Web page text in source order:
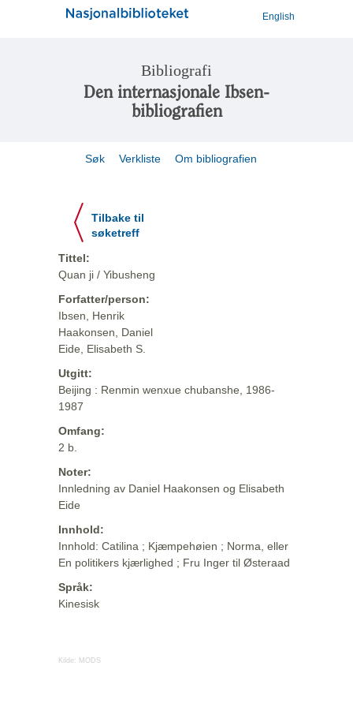
English
Bibliografi
Den internasjonale Ibsen-
bibliografien
Søk Verkliste Om bibliografien
Tilbake til
søketreff
Tittel:
Quan ji / Yibusheng
Forfatter/person:
Ibsen, Henrik
Haakonsen, Daniel
Eide, Elisabeth S.
Utgitt:
Beijing : Renmin wenxue chubanshe, 1986-
1987
Omfang:
2 b.
Noter:
Innledning av Daniel Haakonsen og Elisabeth
Eide
Innhold:
Innhold: Catilina ; Kjæmpehøien ; Norma, eller
En politikers kjærlighed ; Fru Inger til Østeraad
Språk:
Kinesisk
Kilde: MODS